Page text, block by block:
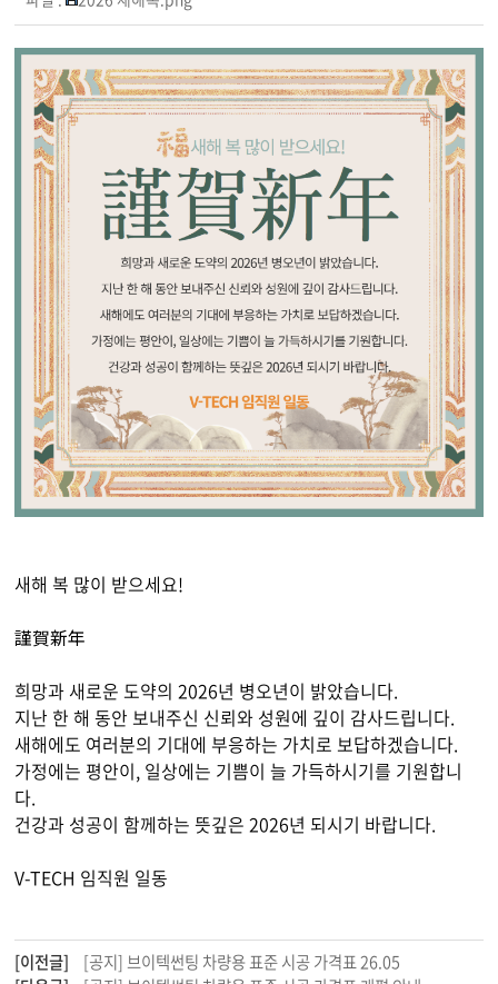
새해 복 많이 받으세요!
謹賀新年
희망과 새로운 도약의 2026년 병오년이 밝았습니다.
지난 한 해 동안 보내주신 신뢰와 성원에 깊이 감사드립니다.
새해에도 여러분의 기대에 부응하는 가치로 보답하겠습니다.
가정에는 평안이, 일상에는 기쁨이 늘 가득하시기를 기원합니
다.
건강과 성공이 함께하는 뜻깊은 2026년 되시기 바랍니다.
V-TECH 임직원 일동
[이전글]
[공지] 브이텍썬팅 차량용 표준 시공 가격표 26.05